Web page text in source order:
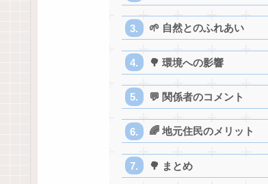
🌱 自然とのふれあい
🌳 環境への影響
💬 関係者のコメント
🌈 地元住民のメリット
🌳 まとめ